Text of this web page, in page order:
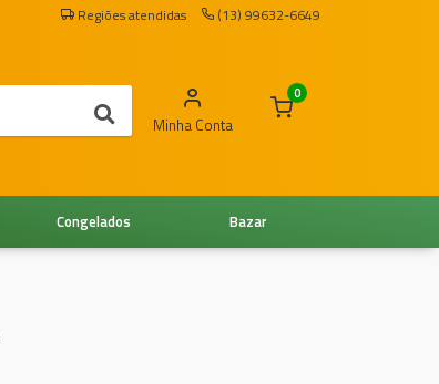
Regiões atendidas (13) 99632-6649
Minha Conta
0
Bazar
Congelados